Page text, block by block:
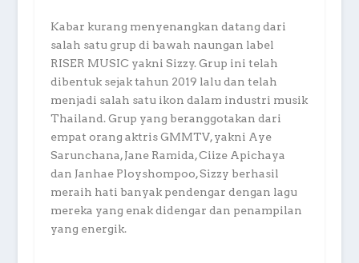
Kabar kurang menyenangkan datang dari
salah satu grup di bawah naungan label
RISER MUSIC yakni Sizzy. Grup ini telah
dibentuk sejak tahun 2019 lalu dan telah
menjadi salah satu ikon dalam industri musik
Thailand. Grup yang beranggotakan dari
empat orang aktris GMMTV, yakni Aye
Sarunchana, Jane Ramida, Ciize Apichaya
dan Janhae Ployshompoo, Sizzy berhasil
meraih hati banyak pendengar dengan lagu
mereka yang enak didengar dan penampilan
yang energik.